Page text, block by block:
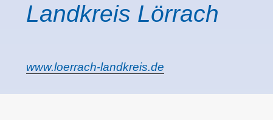
Landkreis Lörrach
www.loerrach-landkreis.de